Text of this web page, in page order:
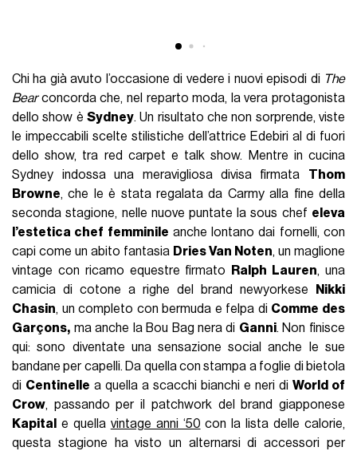
Chi ha già avuto l’occasione di vedere i nuovi episodi di The
Bearconcorda che, nel reparto moda, la vera protagonista
dello show èSydney. Un risultato che non sorprende, viste
le impeccabili scelte stilistiche dell’attrice Edebiri al di fuori
dello show, tra red carpet e talk show. Mentre in cucina
Sydney indossa una meravigliosa divisa firmata Thom
Browne, che le è stata regalata da Carmy alla fine della
seconda stagione, nelle nuove puntate la sous chef eleva
l’estetica chef femminile anche lontano dai fornelli, con
capi come un abito fantasia Dries Van Noten, un maglione
vintage con ricamo equestre firmato
Ralph Lauren, una
camicia di cotone a righe del brand newyorkese
Nikki
Chasin, un completo con bermuda e felpa di Comme des
Garçons, ma anche la Bou Bag nera di Ganni. Non finisce
qui: sono diventate una sensazione social anche le sue
bandane per capelli. Da quella con stampa a foglie di bietola
di Centinelle a quella a scacchi bianchi e neri di World of
Crow, passando per il patchwork del brand giapponese
Kapital
e quella vintage anni ‘50 con la lista delle calorie,
questa stagione ha visto un alternarsi di accessori per